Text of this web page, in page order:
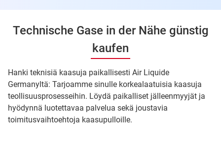
Technische Gase in der Nähe günstig
kaufen
Hanki teknisiä kaasuja paikallisesti Air Liquide
Germanyltä: Tarjoamme sinulle korkealaatuisia kaasuja
teollisuusprosesseihin. Löydä paikalliset jälleenmyyjät ja
hyödynnä luotettavaa palvelua sekä joustavia
toimitusvaihtoehtoja kaasupulloille.